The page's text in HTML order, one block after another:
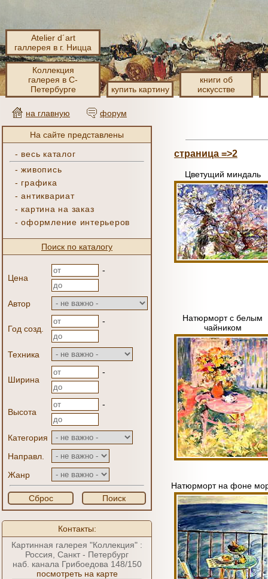
Atelier d´art
галлерея в г. Ницца
Коллекция
галерея в С-
Петербурге
купить картину
книги об
искусстве
на главную форум
На сайте представлены
- весь каталог
-живопись
- графика
-антиквариат
- картина на заказ
-оформление интерьеров
Поиск по каталогу
Цена
-
Автор
Год созд.
-
Техника
Ширина
-
Высота
-
Категория
Направл.
Жанр
Сброс Поиск
Контакты:
Картинная галерея "Коллекция" :
Россия, Санкт - Петербург
наб. канала Грибоедова 148/150
посмотреть на карте
страница =>2
Цветущий миндаль
Натюрморт с белым
чайником
Натюрморт на фоне